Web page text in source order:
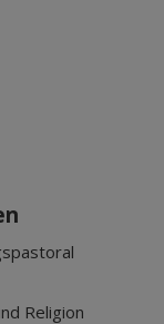
Religion